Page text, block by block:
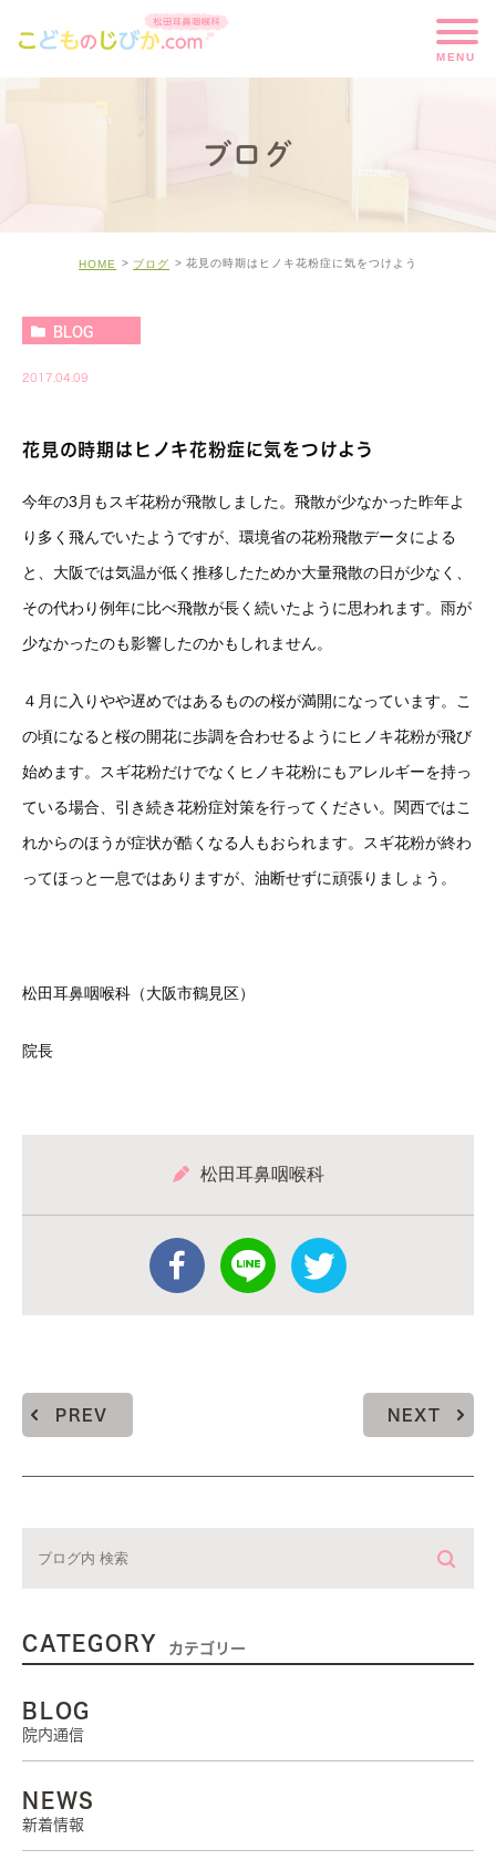
ブログ
HOME ブログ 花見の時期はヒノキ花粉症に気をつけよう
BLOG
2017.04.09
花見の時期はヒノキ花粉症に気をつけよう
今年の3月もスギ花粉が飛散しました。飛散が少なかった昨年よ
り多く飛んでいたようですが、環境省の花粉飛散データによる
と、大阪では気温が低く推移したためか大量飛散の日が少なく、
その代わり例年に比べ飛散が長く続いたように思われます。雨が
少なかったのも影響したのかもしれません。
４月に入りやや遅めではあるものの桜が満開になっています。こ
の頃になると桜の開花に歩調を合わせるようにヒノキ花粉が飛び
始めます。スギ花粉だけでなくヒノキ花粉にもアレルギーを持っ
ている場合、引き続き花粉症対策を行ってください。関西ではこ
れからのほうが症状が酷くなる人もおられます。スギ花粉が終わ
ってほっと一息ではありますが、油断せずに頑張りましょう。
松田耳鼻咽喉科（大阪市鶴見区）
院長
松田耳鼻咽喉科
PREV NEXT
CATEGORY カテゴリー
BLOG
院内通信
NEWS
新着情報